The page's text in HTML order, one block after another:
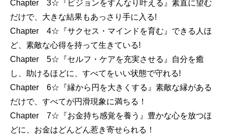
Chapter 3☆『ビジョンをすんなり叶える』素直に望む
だけで、大きな結果もあっさり手に入る!
Chapter 4☆『サクセス・マインドを育む』できる人ほ
ど、素敵な心得を持って生きている!
Chapter 5☆『セルフ・ケアを充実させる』自分を癒
し、助けるほどに、すべてをいい状態で守れる!
Chapter 6☆『縁から円を大きくする』素敵な縁がある
だけで、すべてが円滑現象に満ちる！
Chapter 7☆『お金持ち感覚を養う』豊かな心を放つほ
どに、お金はどんどん惹き寄せられる！